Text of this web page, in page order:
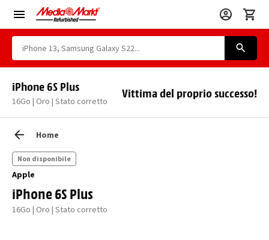
iPhone 6S Plus
16Go | Oro | Stato corretto
Vittima del proprio successo!
Home
Apple
iPhone 6S Plus
16Go | Oro | Stato corretto
Non disponibile